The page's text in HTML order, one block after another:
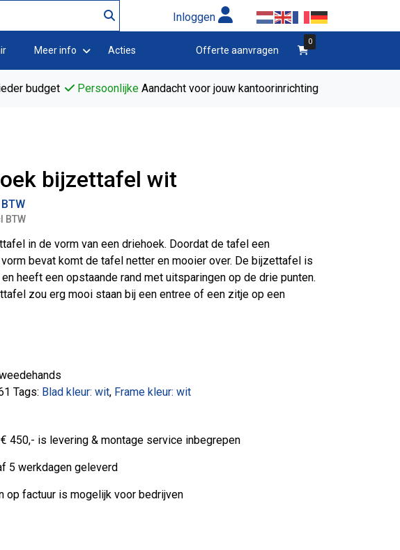
Inloggen
Meer info Acties winkelwagen
0
Offerte aanvragen
budget Persoonlijke Aandacht voor jouw kantoorinrichting
bijzettafel wit
BTW
in de vorm van een driehoek. Doordat de tafel een
bevat komt de tafel netter en mooier over. De bijzettafel is
heeft een opstaande rand met uitsparingen op de drie punten.
zou erg mooi staan bij een entree of een zitje op een
Tags: Blad kleur: wit, Frame kleur: wit
450,- is levering & montage service inbegrepen
5 werkdagen geleverd
op factuur is mogelijk voor bedrijven